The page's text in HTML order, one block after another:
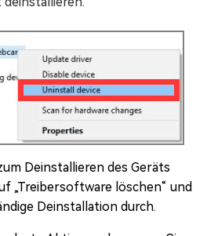
Deinstallieren des Geräts
„Treibersoftware löschen“ und
Deinstallation durch.